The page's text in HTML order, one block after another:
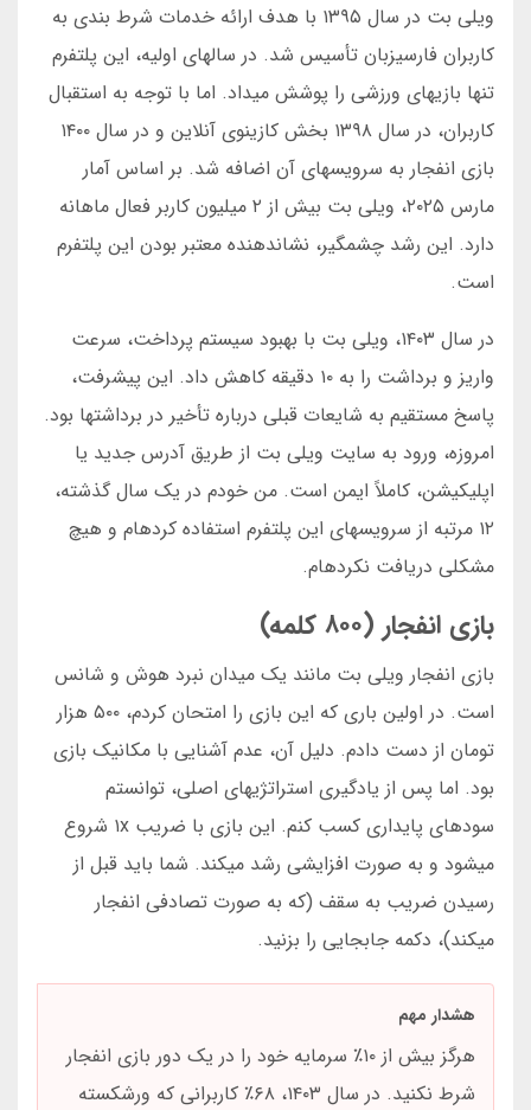
ویلی بت در سال ۱۳۹۵ با هدف ارائه خدمات شرط بندی به
کاربران فارسیزبان تأسیس شد. در سالهای اولیه، این پلتفرم
تنها بازیهای ورزشی را پوشش میداد. اما با توجه به استقبال
کاربران، در سال ۱۳۹۸ بخش کازینوی آنلاین و در سال ۱۴۰۰
بازی انفجار به سرویسهای آن اضافه شد. بر اساس آمار
مارس ۲۰۲۵، ویلی بت بیش از ۲ میلیون کاربر فعال ماهانه
دارد. این رشد چشمگیر، نشاندهنده معتبر بودن این پلتفرم
است.
در سال ۱۴۰۳، ویلی بت با بهبود سیستم پرداخت، سرعت
واریز و برداشت را به ۱۰ دقیقه کاهش داد. این پیشرفت،
پاسخ مستقیم به شایعات قبلی درباره تأخیر در برداشتها بود.
امروزه، ورود به سایت ویلی بت از طریق آدرس جدید یا
اپلیکیشن، کاملاً ایمن است. من خودم در یک سال گذشته،
۱۲ مرتبه از سرویسهای این پلتفرم استفاده کردهام و هیچ
مشکلی دریافت نکردهام.
بازی انفجار (۸۰۰ کلمه)
بازی انفجار ویلی بت مانند یک میدان نبرد هوش و شانس
است. در اولین باری که این بازی را امتحان کردم، ۵۰۰ هزار
تومان از دست دادم. دلیل آن، عدم آشنایی با مکانیک بازی
بود. اما پس از یادگیری استراتژیهای اصلی، توانستم
سودهای پایداری کسب کنم. این بازی با ضریب ۱x شروع
میشود و به صورت افزایشی رشد میکند. شما باید قبل از
رسیدن ضریب به سقف (که به صورت تصادفی انفجار
میکند)، دکمه جابجایی را بزنید.
هشدار مهم
هرگز بیش از ۱۰٪ سرمایه خود را در یک دور بازی انفجار
شرط نکنید. در سال ۱۴۰۳، ۶۸٪ کاربرانی که ورشکسته